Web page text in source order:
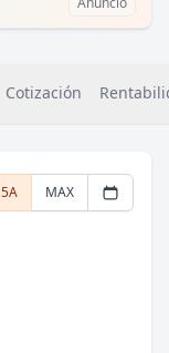
Cotización
5A MAX